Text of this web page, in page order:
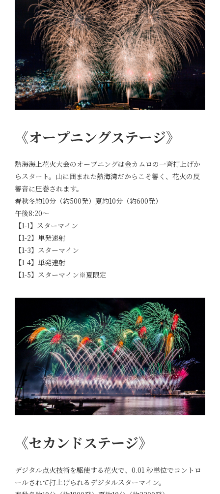
《オープニングステージ》
熱海海上花火大会のオープニングは金カムロの一斉打上げか
らスタート。山に囲まれた熱海湾だからこそ響く、花火の反
響音に圧巻されます。
春秋冬約10分（約500発）夏約10分（約600発）
午後8:20～
【1-1】スターマイン
【1-2】単発速射
【1-3】スターマイン
【1-4】単発速射
【1-5】スターマイン※夏限定
《セカンドステージ》
デジタル点火技術を駆使する花火で、0.01 秒単位でコントロ
ールされて打上げられるデジタルスターマイン。